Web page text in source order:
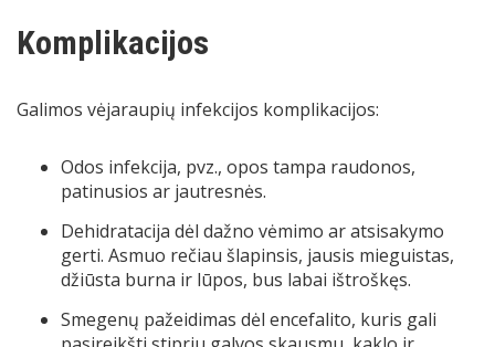
Komplikacijos
Galimos vėjaraupių infekcijos komplikacijos:
Odos infekcija, pvz., opos tampa raudonos,
patinusios ar jautresnės.
Dehidratacija dėl dažno vėmimo ar atsisakymo
gerti. Asmuo rečiau šlapinsis, jausis mieguistas,
džiūsta burna ir lūpos, bus labai ištroškęs.
Smegenų pažeidimas dėl encefalito, kuris gali